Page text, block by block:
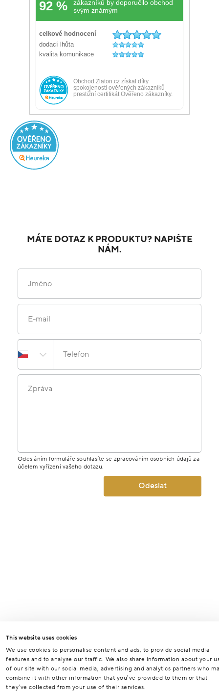
This website uses cookies
We use cookies to personalise content and ads, to provide social media
features and to analyse our traffic. We also share information about your
of our site with our social media, advertising and analytics partners who
combine it with other information that you’ve provided to them or that
they’ve collected from your use of their services.
MÁTE DOTAZ K PRODUKTU? NAPIŠTE
NÁM.
Jméno
E-mail
Telefon
Zpráva
Odesláním formuláře souhlasíte se zpracováním osobních údajů za
účelem vyřízení vašeho dotazu.
Odeslat